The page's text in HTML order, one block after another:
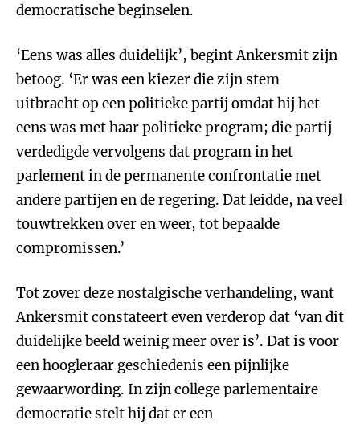
democratische beginselen.
‘Eens was alles duidelijk’, begint Ankersmit zijn
betoog. ‘Er was een kiezer die zijn stem
uitbracht op een politieke partij omdat hij het
eens was met haar politieke program; die partij
verdedigde vervolgens dat program in het
parlement in de permanente confrontatie met
andere partijen en de regering. Dat leidde, na veel
touwtrekken over en weer, tot bepaalde
compromissen.’
Tot zover deze nostalgische verhandeling, want
Ankersmit constateert even verderop dat ‘van dit
duidelijke beeld weinig meer over is’. Dat is voor
een hoogleraar geschiedenis een pijnlijke
gewaarwording. In zijn college parlementaire
democratie stelt hij dat er een